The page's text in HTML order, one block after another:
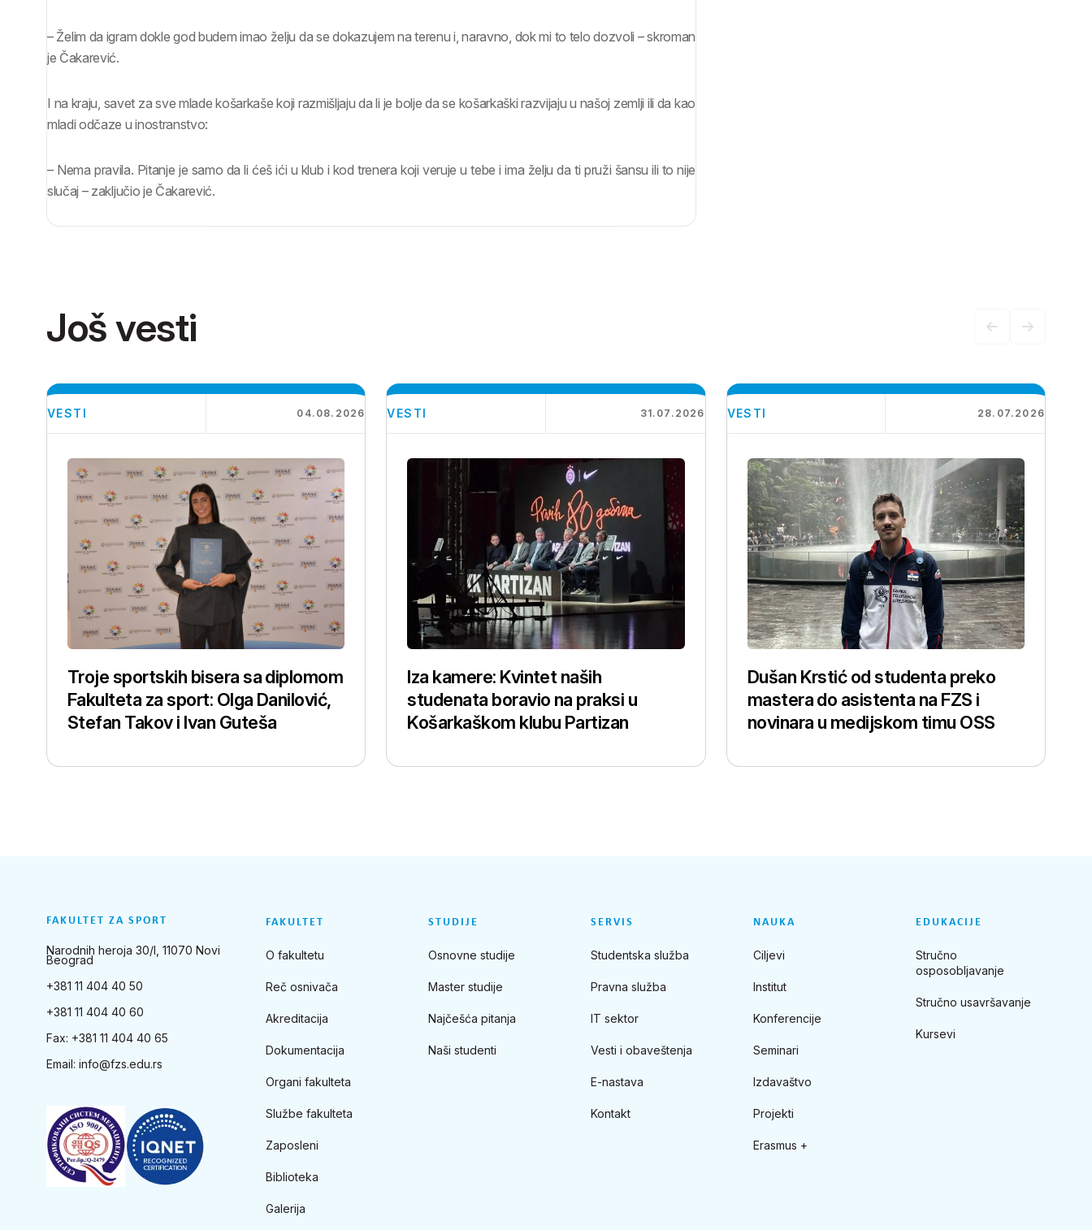
– Želim da igram dokle god budem imao želju da se dokazujem na terenu i, naravno, dok mi to telo dozvoli – skroman
je Čakarević.
I na kraju, savet za sve mlade košarkaše koji razmišljaju da li je bolje da se košarkaški razvijaju u našoj zemlji ili da kao
mladi odčaze u inostranstvo:
– Nema pravila. Pitanje je samo da li ćeš ići u klub i kod trenera koji veruje u tebe i ima želju da ti pruži šansu ili to nije
slučaj – zaključio je Čakarević.
Još vesti
VESTI 04.08.2026
Troje sportskih bisera sa diplomom
Fakulteta za sport: Olga Danilović,
Stefan Takov i Ivan Guteša
VESTI 31.07.2026
Iza kamere: Kvintet naših
studenata boravio na praksi u
Košarkaškom klubu Partizan
VESTI 28.07.2026
Dušan Krstić od studenta preko
mastera do asistenta na FZS i
novinara u medijskom timu OSS
FAKULTET ZA SPORT
Narodnih heroja 30/I, 11070 Novi
Beograd
+381 11 404 40 50
+381 11 404 40 60
Fax: +381 11 404 40 65
Email: info@fzs.edu.rs
FAKULTET
O fakultetu
Reč osnivača
Akreditacija
Dokumentacija
Organi fakulteta
Službe fakulteta
Zaposleni
Biblioteka
Galerija
STUDIJE
Osnovne studije
Master studije
Najčešća pitanja
Naši studenti
SERVIS
Studentska služba
Pravna služba
IT sektor
Vesti i obaveštenja
E-nastava
Kontakt
NAUKA
Ciljevi
Institut
Konferencije
Seminari
Izdavaštvo
Projekti
Erasmus +
EDUKACIJE
Stručno
osposobljavanje
Stručno usavršavanje
Kursevi